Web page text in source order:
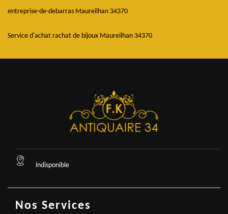
entreprise-de-debarras Maureilhan 34370
Service d'achat rachat de bijoux Maureilhan 34370
indisponible
Nos Services